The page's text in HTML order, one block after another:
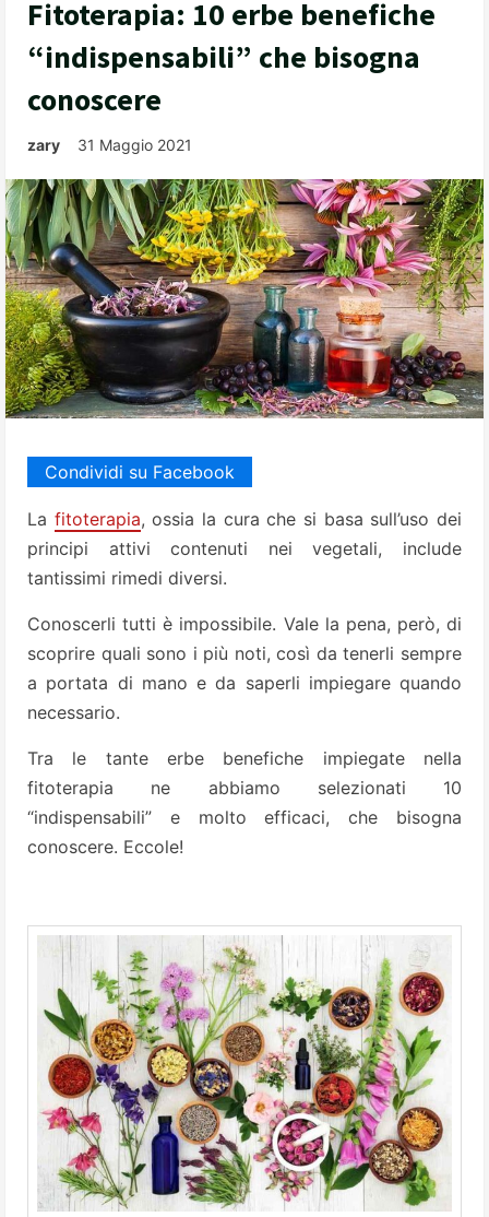
Fitoterapia: 10 erbe benefiche
“indispensabili” che bisogna
conoscere
zary 31 Maggio 2021
Condividi su Facebook
La fitoterapia, ossia la cura che si basa sull’uso dei
principi attivi contenuti nei vegetali, include
tantissimi rimedi diversi.
Conoscerli tutti è impossibile. Vale la pena, però, di
scoprire quali sono i più noti, così da tenerli sempre
a portata di mano e da saperli impiegare quando
necessario.
Tra le tante erbe benefiche impiegate nella
fitoterapia ne abbiamo selezionati 10
“indispensabili” e molto efficaci, che bisogna
conoscere. Eccole!